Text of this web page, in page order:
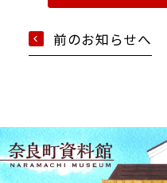
前のお知らせへ